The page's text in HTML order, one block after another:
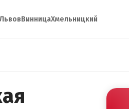
ЛьвовВинницаХмельницкий